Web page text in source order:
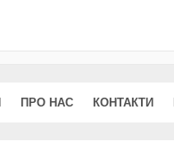
ПРО НАС КОНТАКТИ